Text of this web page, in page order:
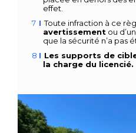
effet.
Toute infraction à ce
avertissement ou
que la sécurité n’a pas
Les supports de
la charge du licencié.